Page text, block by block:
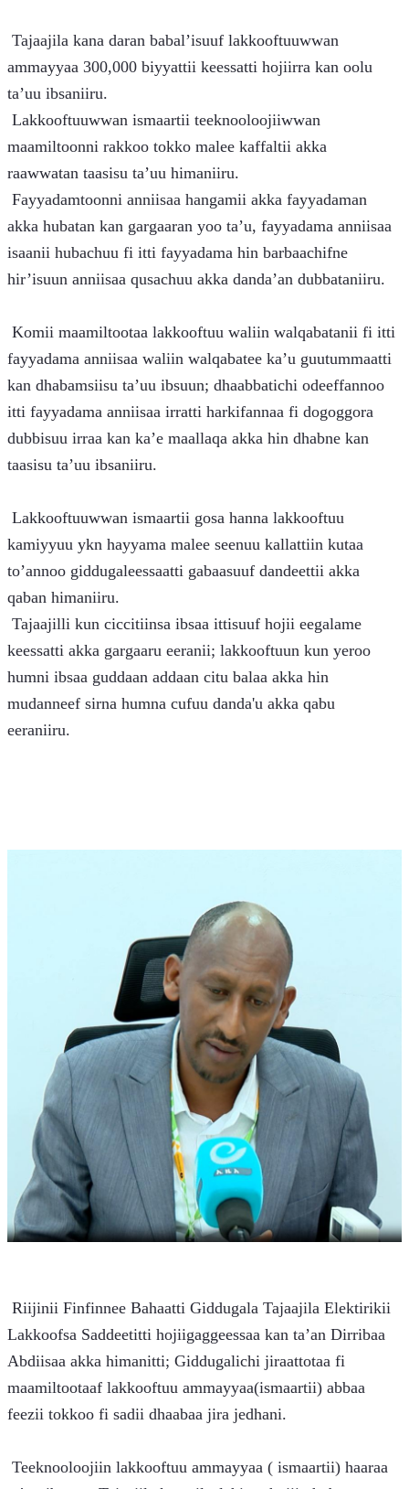
ammayyaa 300,000 biyyattii keessatti hojiirra kan oolu
ta’uu ibsaniiru.
maamiltoonni rakkoo tokko malee kaffaltii akka
raawwatan taasisu ta’uu himaniiru.
akka hubatan kan gargaaran yoo ta’u, fayyadama anniisaa
isaanii hubachuu fi itti fayyadama hin barbaachifne
hir’isuun anniisaa qusachuu akka danda’an dubbataniiru.
fayyadama anniisaa waliin walqabatee ka’u guutummaatti
kan dhabamsiisu ta’uu ibsuun; dhaabbatichi odeeffannoo
itti fayyadama anniisaa irratti harkifannaa fi dogoggora
dubbisuu irraa kan ka’e maallaqa akka hin dhabne kan
taasisu ta’uu ibsaniiru.
kamiyyuu ykn hayyama malee seenuu kallattiin kutaa
to’annoo giddugaleessaatti gabaasuuf dandeettii akka
qaban himaniiru.
keessatti akka gargaaru eeranii; lakkooftuun kun yeroo
humni ibsaa guddaan addaan citu balaa akka hin
mudanneef sirna humna cufuu danda'u akka qabu
eeraniiru.
Lakkoofsa Saddeetitti hojiigaggeessaa kan ta’an Dirribaa
Abdiisaa akka himanitti; Giddugalichi jiraattotaa fi
maamiltootaaf lakkooftuu ammayyaa(ismaartii) abbaa
feezii tokkoo fi sadii dhaabaa jira jedhani.